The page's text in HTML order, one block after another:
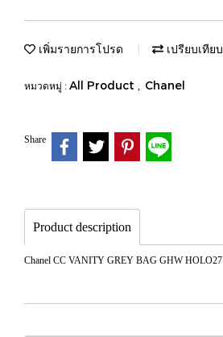
เพิ่มรายการโปรด เปรียบเทียบ
หมวดหมู่ : All Product , Chanel
Share
Product description
Chanel CC VANITY GREY BAG GHW HOLO27